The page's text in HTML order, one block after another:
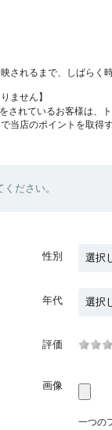
されるまで、しばらく
ません】
されているお客様は、
当店のポイントを取得
ださい。
性別
年代
評価
画像
一つの